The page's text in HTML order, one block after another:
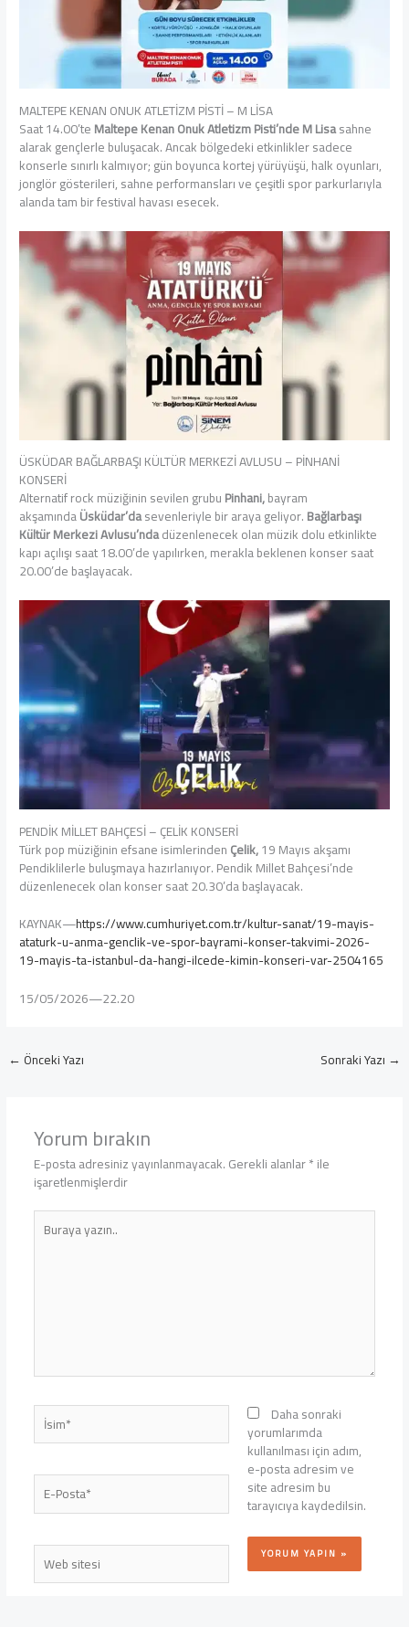
MALTEPE KENAN ONUK ATLETİZM PİSTİ – M LİSA
Saat 14.00’teMaltepe Kenan Onuk Atletizm Pisti’ndeM Lisasahne
alarak gençlerle buluşacak. Ancak bölgedeki etkinlikler sadece
konserle sınırlı kalmıyor; gün boyunca kortej yürüyüşü, halk oyunları,
jonglör gösterileri, sahne performansları ve çeşitli spor parkurlarıyla
alanda tam bir festival havası esecek.
ÜSKÜDAR BAĞLARBAŞI KÜLTÜR MERKEZİ AVLUSU – PİNHANİ
KONSERİ
Alternatif rock müziğinin sevilen grubuPinhani,bayram
akşamındaÜsküdar’dasevenleriyle bir araya geliyor.Bağlarbaşı
Kültür Merkezi Avlusu’ndadüzenlenecek olan müzik dolu etkinlikte
kapı açılışı saat 18.00’de yapılırken, merakla beklenen konser saat
20.00’de başlayacak.
PENDİK MİLLET BAHÇESİ – ÇELİK KONSERİ
Türk pop müziğinin efsane isimlerindenÇelik,19 Mayıs akşamı
Pendiklilerle buluşmaya hazırlanıyor. Pendik Millet Bahçesi’nde
düzenlenecek olan konser saat 20.30’da başlayacak.
KAYNAK—https://www.cumhuriyet.com.tr/kultur-sanat/19-mayis-
ataturk-u-anma-genclik-ve-spor-bayrami-konser-takvimi-2026-
19-mayis-ta-istanbul-da-hangi-ilcede-kimin-konseri-var-2504165
15/05/2026—22.20
← Önceki Yazı Sonraki Yazı →
Yorum bırakın
E-posta adresiniz yayınlanmayacak.Gerekli alanlar*ile
işaretlenmişlerdir
Buraya
yazın..
İsim*
E-
Posta*
Web
sitesi
Daha sonraki
yorumlarımda
kullanılması için adım,
e-posta adresim ve
site adresim bu
tarayıcıya kaydedilsin.